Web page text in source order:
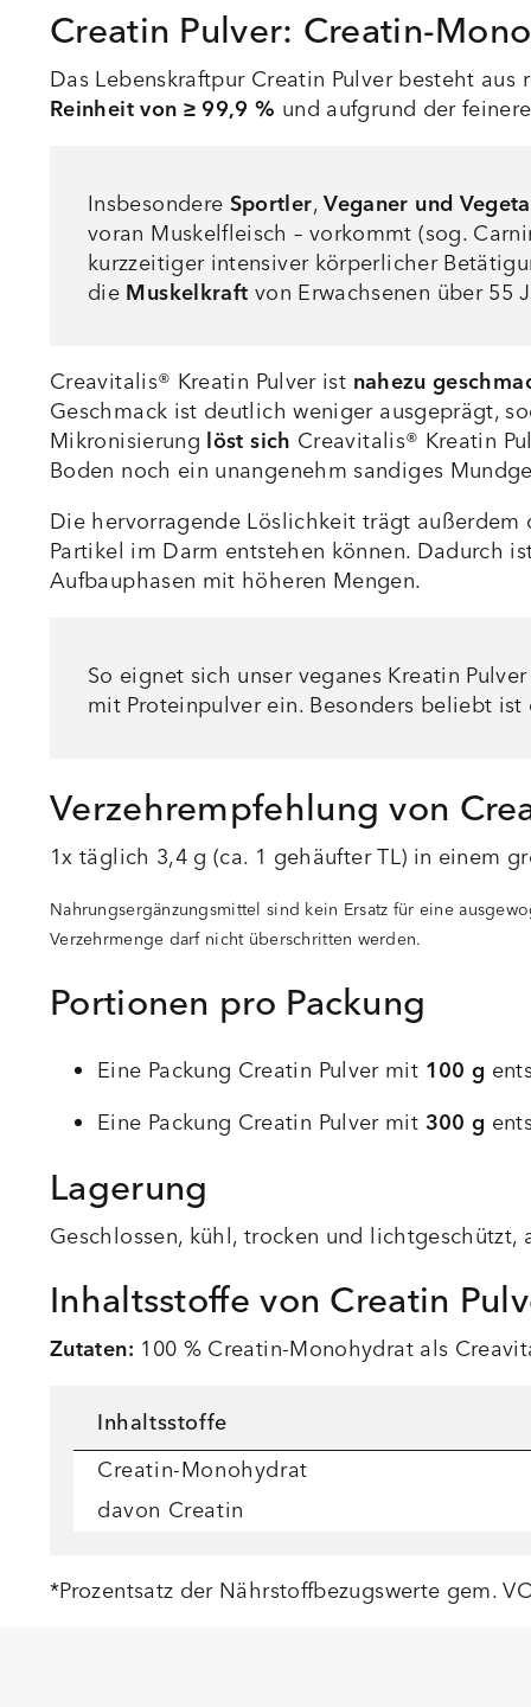
Creatin Pulver: Creatin-
Das Lebenskraftpur Creatin Pulver besteht
Reinheit von ≥ 99,9 % und aufgrund der
InsbesondereSportler,Veganer und
voran Muskelfleisch – vorkommt (sog.
kurzzeitiger intensiver körperlicher
dieMuskelkraftvon Erwachsenen über 55
Creavitalis® Kreatin Pulver ist nahezu
Geschmack ist deutlich weniger ausgeprägt,
Mikronisierung löst sich Creavitalis® Kreatin
Boden noch ein unangenehm sandiges
Die hervorragende Löslichkeit trägt
Partikel im Darm entstehen können. Dadurch
Aufbauphasen mit höheren Mengen.
So eignet sich unser veganes Kreatin
mit Proteinpulver ein. Besonders beliebt
Verzehrempfehlung von
1x täglich 3,4 g (ca. 1 gehäufter TL) in einem
Nahrungsergänzungsmittel sind kein Ersatz für eine
Verzehrmenge darf nicht überschritten werden.
Portionen pro Packung
Eine Packung Creatin Pulver mit 100 g
Eine Packung Creatin Pulver mit300 g
Lagerung
Geschlossen, kühl, trocken und
Inhaltsstoffe von Creatin
Zutaten: 100 % Creatin-Monohydrat als
Inhaltsstoffe
Creatin-Monohydrat
davon Creatin
*Prozentsatz der Nährstoffbezugswerte gem.